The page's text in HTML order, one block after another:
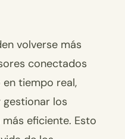
volverse más
conectados
tiempo real,
los
eficiente. Esto